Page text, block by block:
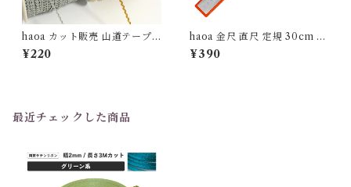
haoa カット販売 山道テープ
波 細幅 メタリックゴールド 2
mm メタリックシルバー 1.5m
¥220
haoa 金尺 直尺 定規 30cm 金
属定規 両面スケール センチ イ
ンチ 上下段 1mmピッチ 測定
¥390
最近チェックした商品